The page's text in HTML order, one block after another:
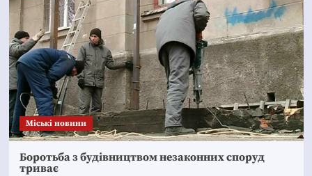
Mіські новини
Боротьба з будівництвом незаконних споруд
триває